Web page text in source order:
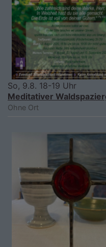
So, 9.8. 18-19 Uhr
Meditativer
Ohne Ort